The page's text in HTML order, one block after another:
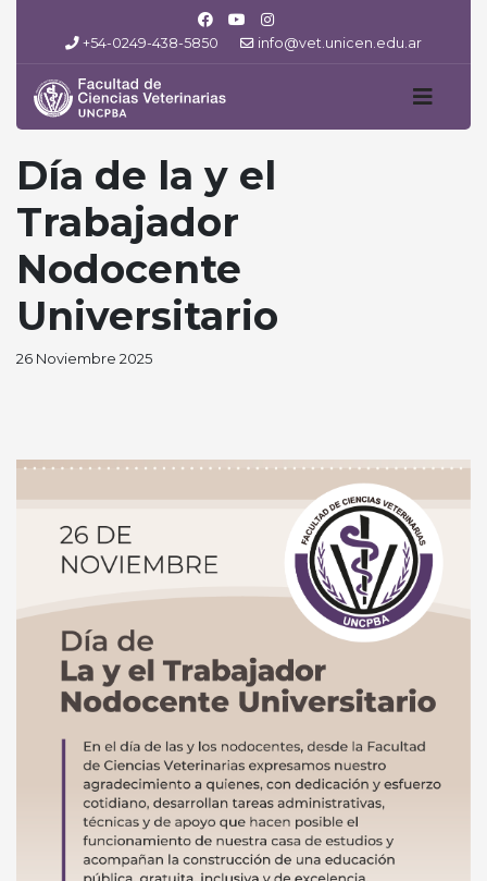
+54-0249-438-5850 info@vet.unicen.edu.ar
Día de la y el
Trabajador
Nodocente
Universitario
26 Noviembre 2025